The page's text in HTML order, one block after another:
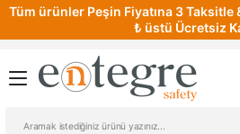
Tüm ürünler Peşin Fiyatına 3 Taksitle
₺ üstü Ücretsiz